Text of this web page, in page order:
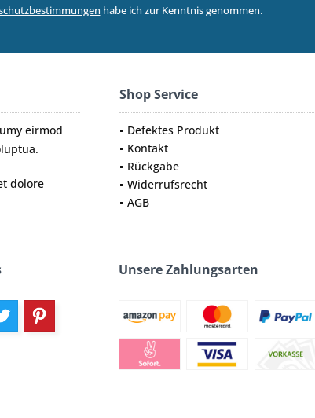
habe ich zur Kenntnis genommen.
eirmod
dolore
Shop Service
Defektes Produkt
Kontakt
Rückgabe
Widerrufsrecht
AGB
Unsere Zahlungsarten